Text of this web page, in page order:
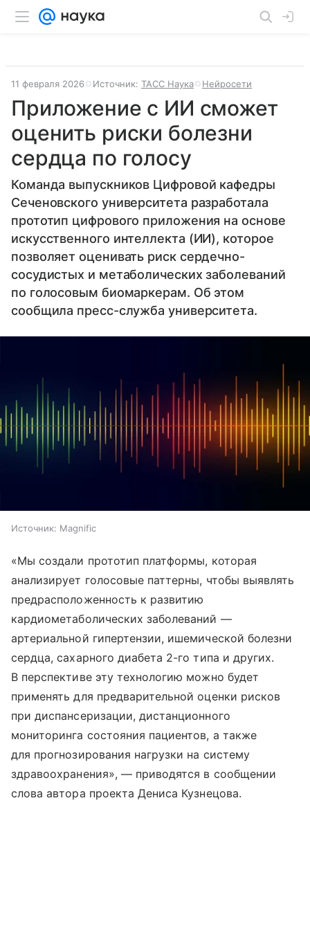
11 февраля 2026 Источник: ТАСС Наука Нейросети
Приложение с ИИ сможет
оценить риски болезни
сердца по голосу
Команда выпускников Цифровой кафедры
Сеченовского университета разработала
прототип цифрового приложения на основе
искусственного интеллекта (ИИ), которое
позволяет оценивать риск сердечно-
сосудистых и метаболических заболеваний
по голосовым биомаркерам. Об этом
сообщила пресс-служба университета.
Источник: Magnific
«Мы создали прототип платформы, которая
анализирует голосовые паттерны, чтобы выявлять
предрасположенность к развитию
кардиометаболических заболеваний —
артериальной гипертензии, ишемической болезни
сердца, сахарного диабета 2-го типа и других.
В перспективе эту технологию можно будет
применять для предварительной оценки рисков
при диспансеризации, дистанционного
мониторинга состояния пациентов, а также
для прогнозирования нагрузки на систему
здравоохранения», — приводятся в сообщении
слова автора проекта Дениса Кузнецова.